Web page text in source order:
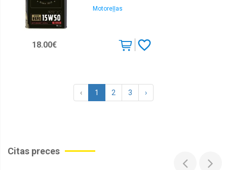
Motoreļļas
18.00€
‹ 1 2 3 ›
Citas preces